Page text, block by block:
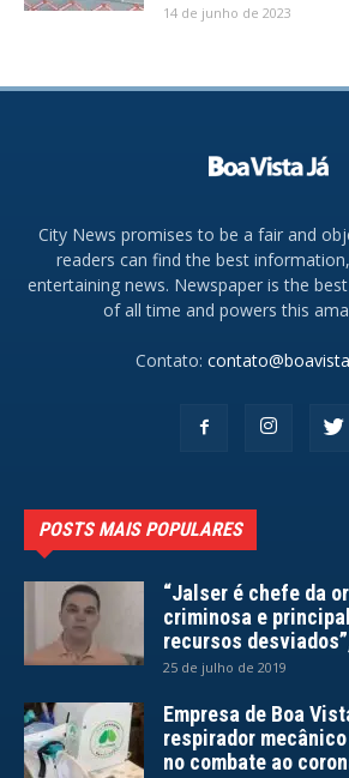
14 de junho de 2023
City News promises to be a fair and
readers can find the best
entertaining news. Newspaper is the
of all time and powers this
Contato:
POSTS MAIS POPULARES
“Jalser é chefe da
criminosa e
recursos
25 de julho de 2019
Empresa de Boa
respirador
no combate ao